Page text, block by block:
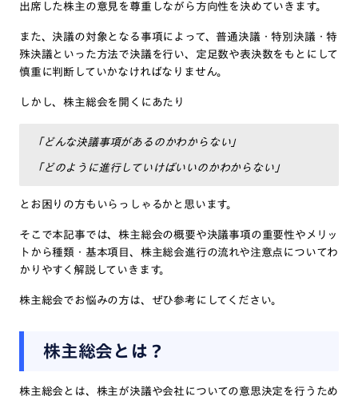
出席した株主の意見を尊重しながら方向性を決めていきます。
また、決議の対象となる事項によって、普通決議・特別決議・特
殊決議といった方法で決議を行い、定足数や表決数をもとにして
慎重に判断していかなければなりません。
しかし、株主総会を開くにあたり
「どんな決議事項があるのかわからない」
「どのように進行していけばいいのかわからない」
とお困りの方もいらっしゃるかと思います。
そこで本記事では、株主総会の概要や決議事項の重要性やメリッ
トから種類・基本項目、株主総会進行の流れや注意点についてわ
かりやすく解説していきます。
株主総会でお悩みの方は、ぜひ参考にしてください。
株主総会とは？
株主総会とは、株主が決議や会社についての意思決定を行うため